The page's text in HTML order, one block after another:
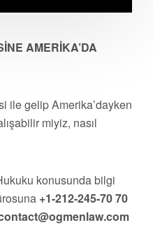
AMERİKA’DA
ile gelip Amerika’dayken
miyiz, nasıl
konusunda bilgi
+1-212-245-70 70